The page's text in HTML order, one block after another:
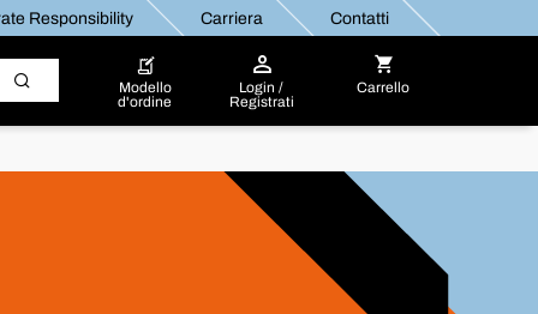
Responsibility Carriera Contatti
Modello
d'ordine
Login /
Registrati
Carrello